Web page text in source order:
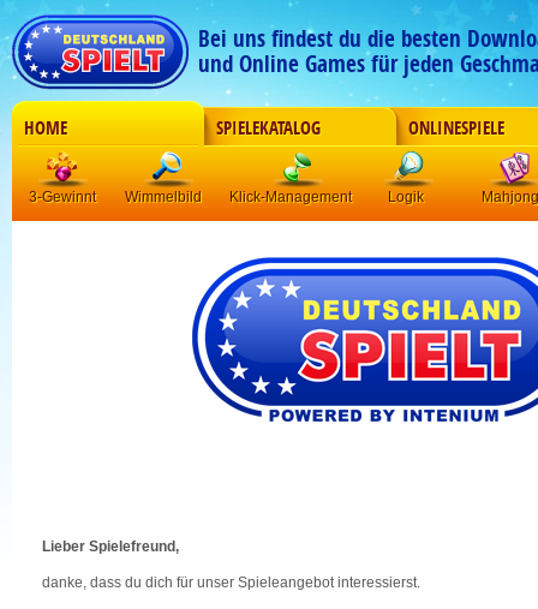
Bei uns findest du die besten
und Online Games für jeden
HOME SPIELEKATALOG ONLINESPIELE
3-Gewinnt Wimmelbild Klick-Management Logik Mahjong
Lieber Spielefreund,
danke, dass du dich für unser Spieleangebot interessierst.